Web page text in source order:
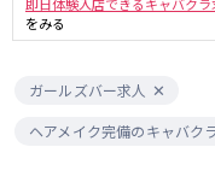
をみる
ガールズバー求人
ヘアメイク完備のキャバク
十三
布施・八尾
JR東海道本線(京
大阪駅